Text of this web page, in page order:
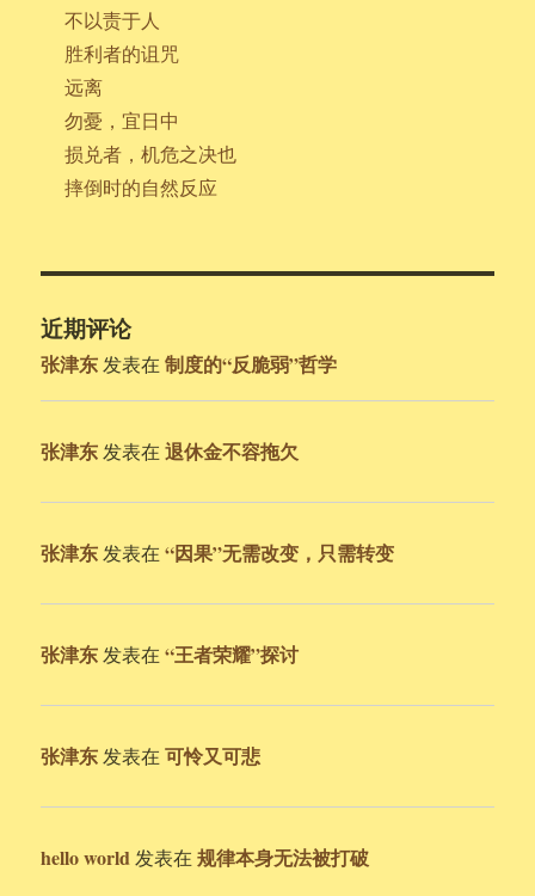
不以责于人
胜利者的诅咒
远离
勿憂，宜日中
损兑者，机危之决也
摔倒时的自然反应
近期评论
张津东 发表在制度的“反脆弱”哲学
张津东 发表在退休金不容拖欠
张津东 发表在“因果”无需改变，只需转变
张津东 发表在“王者荣耀”探讨
张津东 发表在可怜又可悲
hello world 发表在规律本身无法被打破